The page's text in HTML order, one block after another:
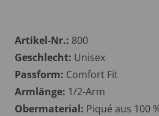
Artikel-Nr.: 800
Geschlecht: Unisex
Passform: Comfort Fit
Armlänge: 1/2-Arm
Obermaterial: Piqué aus 100